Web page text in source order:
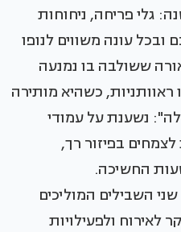
גלי פריחה, ניחוחות
עונה משווים לנופו
ששולבה בו נמנעה
כשהיא מותירה
נשענת על עמודי
בפיזור רך,
החשיכה.
השבילים המוליכים
ולפעילויות